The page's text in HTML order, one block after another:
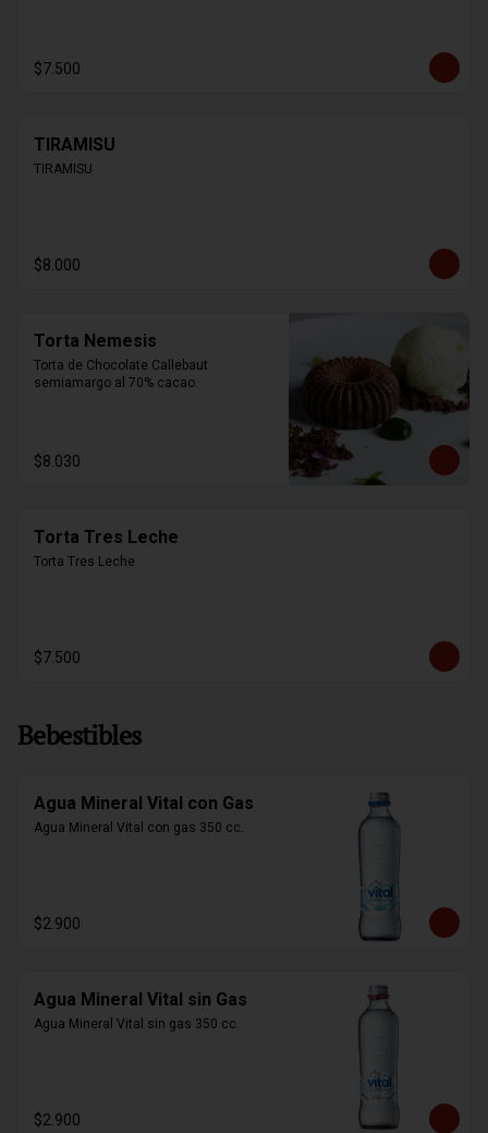
$7.500
TIRAMISU
TIRAMISU
$8.000
Torta Nemesis
Torta de Chocolate Callebaut
semiamargo al 70% cacao.
$8.030
Torta Tres Leche
Torta Tres Leche
$7.500
Bebestibles
Agua Mineral Vital con Gas
Agua Mineral Vital con gas 350 cc.
$2.900
Agua Mineral Vital sin Gas
Agua Mineral Vital sin gas 350 cc.
$2.900